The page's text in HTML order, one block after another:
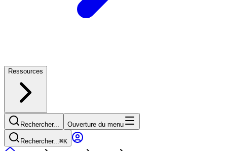
Ressources
Rechercher... Ouverture du menu
Rechercher...⌘K